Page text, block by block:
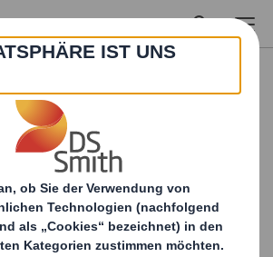
für
zum
von
Paper + DS